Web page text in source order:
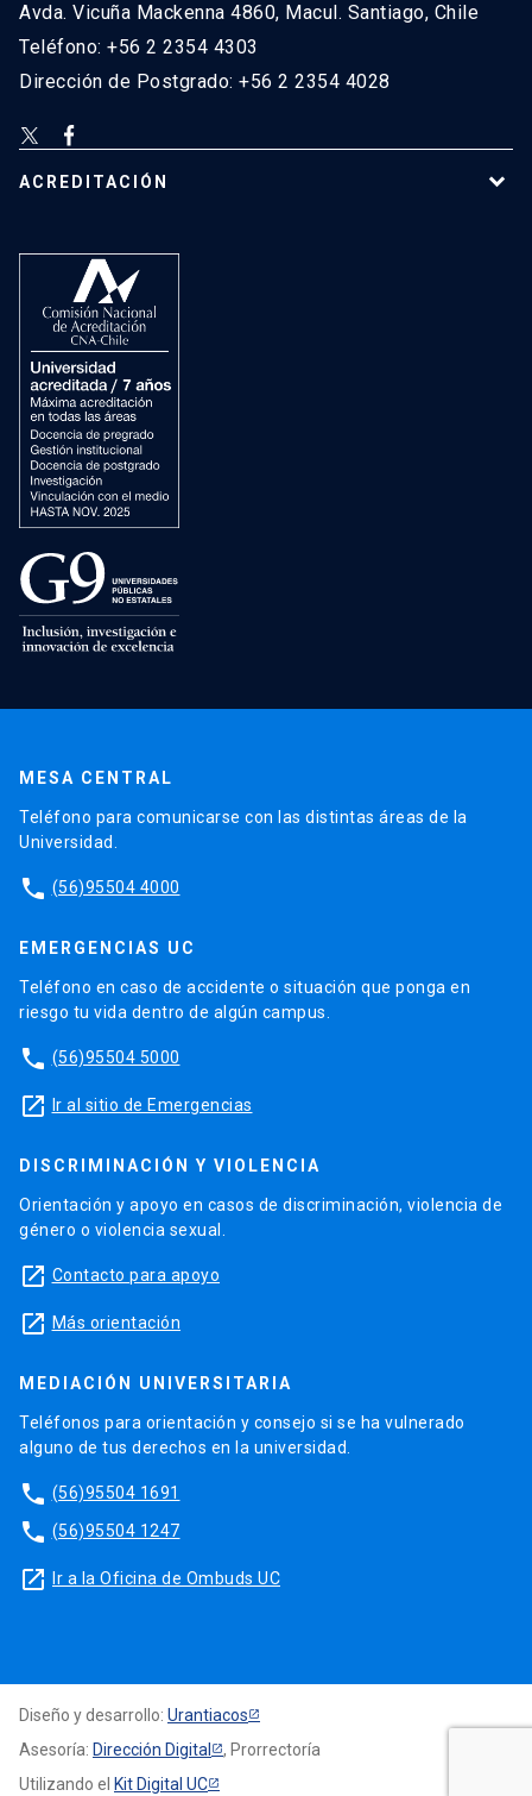
Avda. Vicuña Mackenna 4860, Macul. Santiago, Chile
Teléfono: +56 2 2354 4303
Dirección de Postgrado: +56 2 2354 4028
ACREDITACIÓN
MESA CENTRAL
Teléfono para comunicarse con las distintas áreas de la
Universidad.
phone (56)95504 4000
EMERGENCIAS UC
Teléfono en caso de accidente o situación que ponga en
riesgo tu vida dentro de algún campus.
phone (56)95504 5000
launch Ir al sitio de Emergencias
DISCRIMINACIÓN Y VIOLENCIA
Orientación y apoyo en casos de discriminación, violencia de
género o violencia sexual.
launch Contacto para apoyo
launch Más orientación
MEDIACIÓN UNIVERSITARIA
Teléfonos para orientación y consejo si se ha vulnerado
alguno de tus derechos en la universidad.
phone (56)95504 1691
phone (56)95504 1247
launch Ir a la Oficina de Ombuds UC
Diseño y desarrollo: Urantiacos
Asesoría: Dirección Digital
, Prorrectoría
Utilizando el Kit Digital UC